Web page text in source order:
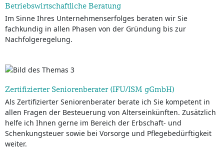
Betriebswirtschaftliche Beratung
Im Sinne Ihres Unternehmenserfolges beraten wir Sie
fachkundig in allen Phasen von der Gründung bis zur
Nachfolgeregelung.
Zertifizierter Seniorenberater (IFU/ISM gGmbH)
Als Zertifizierter Seniorenberater berate ich Sie kompetent in
allen Fragen der Besteuerung von Alterseinkünften. Zusätzlich
helfe ich Ihnen gerne im Bereich der Erbschaft- und
Schenkungsteuer sowie bei Vorsorge und Pflegebedürftigkeit
weiter.